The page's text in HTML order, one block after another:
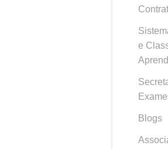
e
Blogs